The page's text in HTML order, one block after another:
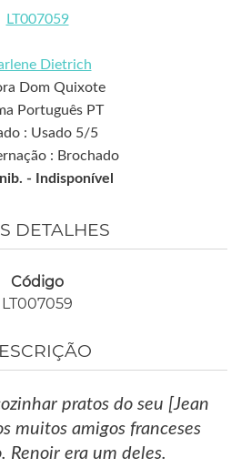
LT007059
Dietrich
Dom Quixote
Português PT
: Usado 5/5
: Brochado
-
Indisponível
DETALHES
Código
LT007059
pratos do seu [Jean
muitos amigos franceses
Renoir era um deles.